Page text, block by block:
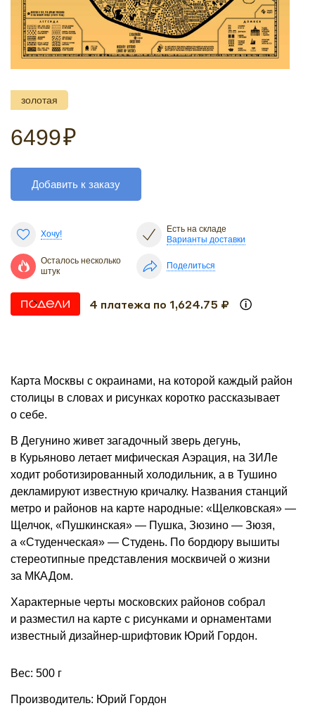
золотая
6499₽
Добавить к заказу
Хочу!
Есть на складе
Варианты доставки
Осталось несколько
штук
Поделиться
4 платежа по 1,624.75 ₽
Карта Москвы с окраинами, на которой каждый район
столицы в словах и рисунках коротко рассказывает
о себе.
В Дегунино живет загадочный зверь дегунь,
в Курьяново летает мифическая Аэрация, на ЗИЛе
ходит роботизированный холодильник, а в Тушино
декламируют известную кричалку. Названия станций
метро и районов на карте народные: «Щелковская» —
Щелчок, «Пушкинская» — Пушка, Зюзино — Зюзя,
а «Студенческая» — Студень. По бордюру вышиты
стереотипные представления москвичей о жизни
за МКАДом.
Характерные черты московских районов собрал
и разместил на карте с рисунками и орнаментами
известный дизайнер-шрифтовик Юрий Гордон.
Вес: 500 г
Производитель: Юрий Гордон